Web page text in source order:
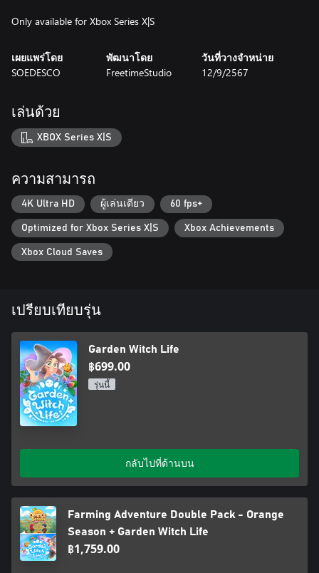
Only available for Xbox Series X|S
เผยแพร่โดย
SOEDESCO
พัฒนาโดย
FreetimeStudio
วันที่วางจำหน่าย
12/9/2567
เล่นด้วย
XBOX Series X|S
ความสามารถ
4K Ultra HD ผู้เล่นเดียว 60 fps+
Optimized for Xbox Series X|S Xbox Achievements
Xbox Cloud Saves
เปรียบเทียบรุ่น
Garden Witch Life
฿699.00
รุ่นนี้
กลับไปที่ด้านบน
Farming Adventure Double Pack - Orange
Season + Garden Witch Life
฿1,759.00